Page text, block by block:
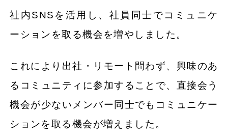
社内SNSを活用し、社員同士でコミュニケ
ーションを取る機会を増やしました。
これにより出社・リモート問わず、興味のあ
るコミュニティに参加することで、直接会う
機会が少ないメンバー同士でもコミュニケー
ションを取る機会が増えました。